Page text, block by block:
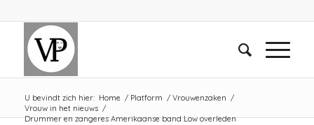
U bevindt zich hier: Home / Platform / Vrouwenzaken /
Vrouw in het nieuws /
Drummer en zangeres Amerikaanse band Low overleden